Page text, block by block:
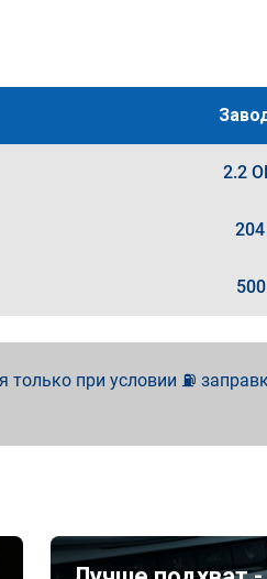
2.2
при условии ⛽